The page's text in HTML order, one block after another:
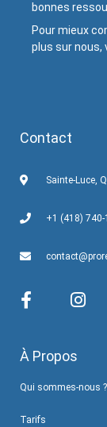
bonnes
Pour mieux
plus sur nous,
Contact
Sainte-Luce,
+1 (418) 740-
À Propos
Qui sommes-nous ?
Tarifs